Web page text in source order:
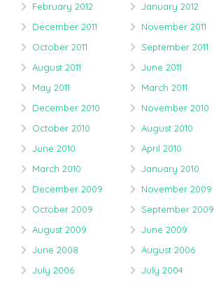
February 2012
January 2012
December 2011
November 2011
October 2011
September 2011
August 2011
June 2011
May 2011
March 2011
December 2010
November 2010
October 2010
August 2010
June 2010
April 2010
March 2010
January 2010
December 2009
November 2009
October 2009
September 2009
August 2009
June 2009
June 2008
August 2006
July 2006
July 2004